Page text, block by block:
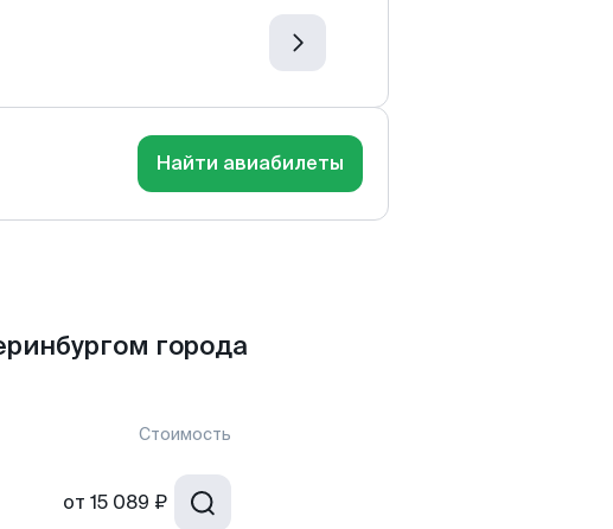
Найти авиабилеты
города
Стоимость
от 15 089 ₽